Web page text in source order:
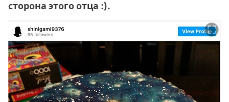
сторона этого отца :).